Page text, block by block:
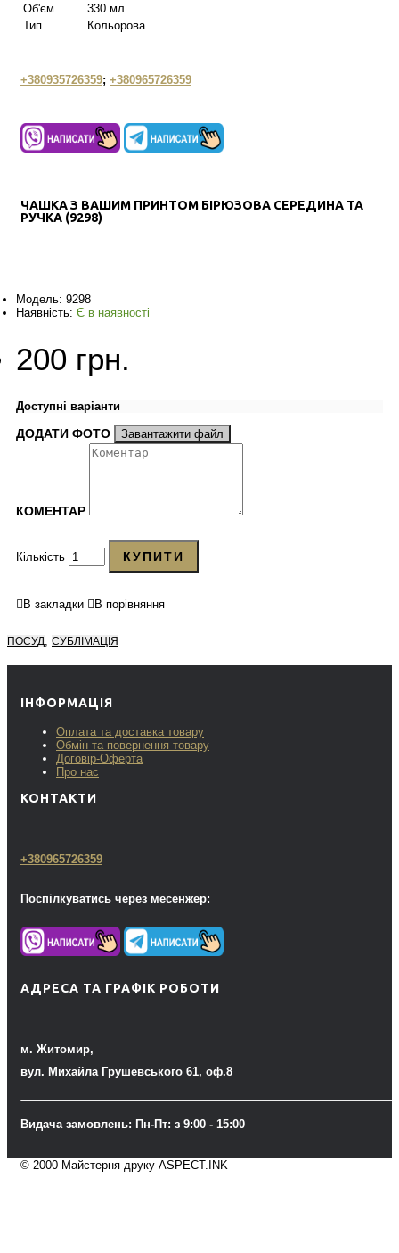
Об'єм
330 мл.
Тип
Кольорова
+380935726359; +380965726359
ЧАШКА З ВАШИМ ПРИНТОМ БІРЮЗОВА СЕРЕДИНА ТА
РУЧКА (9298)
Модель: 9298
Наявність: Є в наявності
200 грн.
Доступні варіанти
ДОДАТИ ФОТО Завантажити файл
КОМЕНТАР
Кількість КУПИТИ
В закладки В порівняння
ПОСУД, СУБЛІМАЦІЯ
ІНФОРМАЦІЯ
Оплата та доставка товару
Обмін та повернення товару
Договір-Оферта
Про нас
КОНТАКТИ
+380965726359
Поспілкуватись через месенжер:
АДРЕСА ТА ГРАФІК РОБОТИ
м. Житомир,
вул. Михайла Грушевського 61, оф.8
Видача замовлень: Пн-Пт: з 9:00 - 15:00
© 2000 Майстерня друку ASPECT.INK